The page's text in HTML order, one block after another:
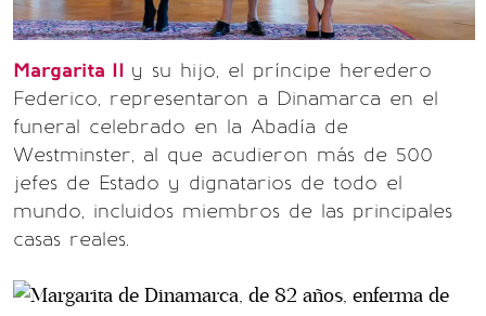
Margarita II y su hijo, el príncipe heredero
Federico, representaron a Dinamarca en el
funeral celebrado en la Abadía de
Westminster, al que acudieron más de 500
jefes de Estado y dignatarios de todo el
mundo, incluidos miembros de las principales
casas reales.